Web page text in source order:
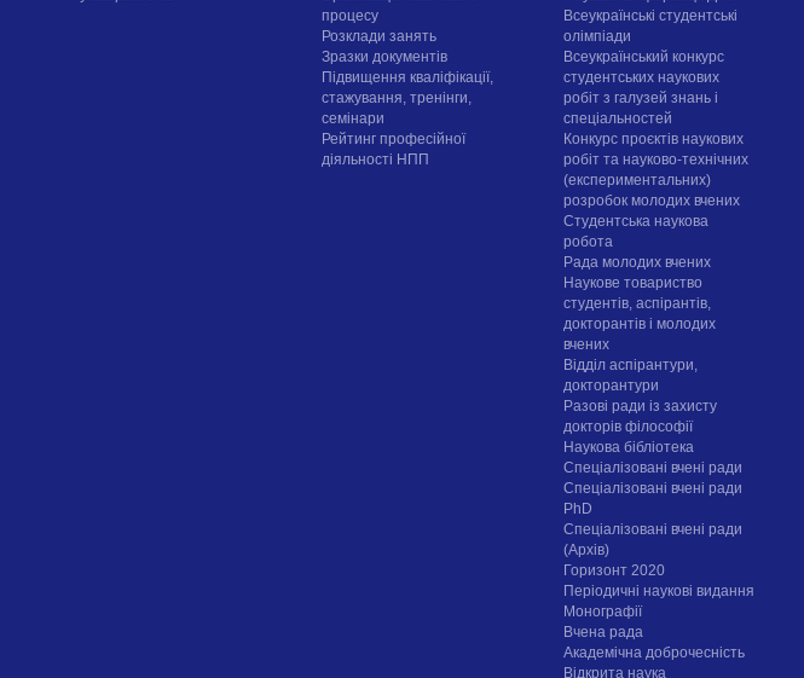
процесу
Розклади занять
Зразки документів
Підвищення кваліфікації,
стажування, тренінги,
семінари
Рейтинг професійної
діяльності НПП
Всеукраїнські студентські
олімпіади
Всеукраїнський конкурс
студентських наукових
робіт з галузей знань і
спеціальностей
Конкурс проєктів наукових
робіт та науково-технічних
(експериментальних)
розробок молодих вчених
Студентська наукова
робота
Рада молодих вчених
Наукове товариство
студентів, аспірантів,
докторантів і молодих
вчених
Відділ аспірантури,
докторантури
Разові ради із захисту
докторів філософії
Наукова бібліотека
Спеціалізовані вчені ради
Спеціалізовані вчені ради
PhD
Спеціалізовані вчені ради
(Архів)
Горизонт 2020
Періодичні наукові видання
Монографії
Вчена рада
Академічна доброчесність
Відкрита наука